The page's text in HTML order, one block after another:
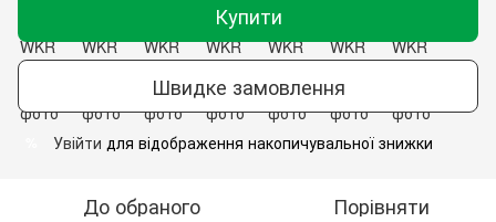
Купити
Швидке замовлення
Увійти для відображення накопичувальної знижки
До обраного Порівняти